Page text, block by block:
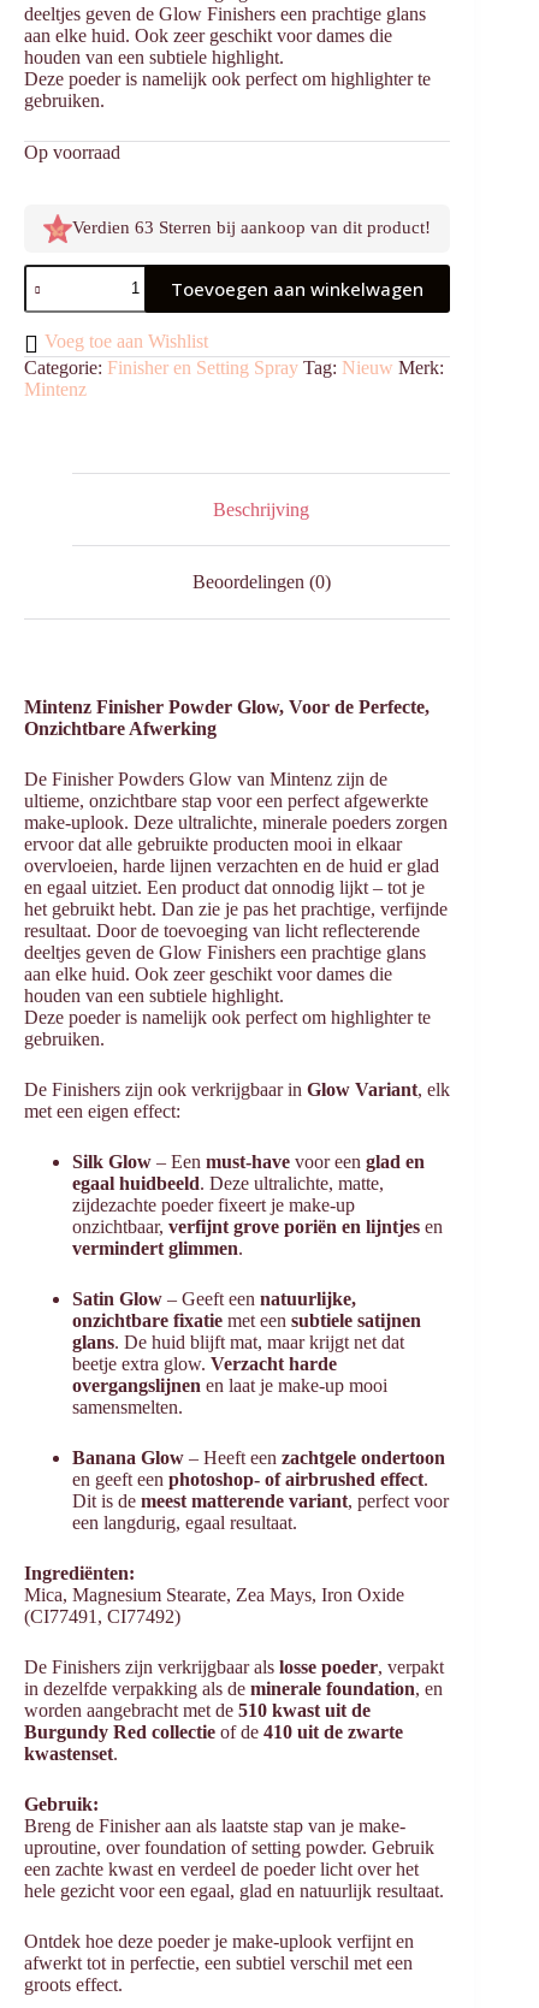
deeltjes geven de Glow Finishers een prachtige glans
aan elke huid. Ook zeer geschikt voor dames die
houden van een subtiele highlight.
Deze poeder is namelijk ook perfect om highlighter te
gebruiken.
Op voorraad
Verdien 63 Sterren bij aankoop van dit product!
Finisher
Silk
Glow
aantal
Toevoegen aan winkelwagen
Voeg toe aan Wishlist
Categorie: Finisher en Setting Spray Tag: Nieuw Merk:
Mintenz
Beschrijving
Beoordelingen (0)
Mintenz Finisher Powder Glow, Voor de Perfecte,
Onzichtbare Afwerking
De Finisher Powders Glow van Mintenz zijn de
ultieme, onzichtbare stap voor een perfect afgewerkte
make-uplook. Deze ultralichte, minerale poeders zorgen
ervoor dat alle gebruikte producten mooi in elkaar
overvloeien, harde lijnen verzachten en de huid er glad
en egaal uitziet. Een product dat onnodig lijkt – tot je
het gebruikt hebt. Dan zie je pas het prachtige, verfijnde
resultaat. Door de toevoeging van licht reflecterende
deeltjes geven de Glow Finishers een prachtige glans
aan elke huid. Ook zeer geschikt voor dames die
houden van een subtiele highlight.
Deze poeder is namelijk ook perfect om highlighter te
gebruiken.
De Finishers zijn ook verkrijgbaar in Glow Variant, elk
met een eigen effect:
Silk Glow – Een must-have voor een glad en
egaal huidbeeld. Deze ultralichte, matte,
zijdezachte poeder fixeert je make-up
onzichtbaar, verfijnt grove poriën en lijntjes en
vermindert glimmen.
Satin Glow – Geeft een natuurlijke,
onzichtbare fixatie met een subtiele satijnen
glans. De huid blijft mat, maar krijgt net dat
beetje extra glow. Verzacht harde
overgangslijnen en laat je make-up mooi
samensmelten.
Banana Glow – Heeft een zachtgele ondertoon
en geeft een photoshop- of airbrushed effect.
Dit is de meest matterende variant, perfect voor
een langdurig, egaal resultaat.
Ingrediënten:
Mica, Magnesium Stearate, Zea Mays, Iron Oxide
(CI77491, CI77492)
De Finishers zijn verkrijgbaar als losse poeder, verpakt
in dezelfde verpakking als de minerale foundation, en
worden aangebracht met de 510 kwast uit de
Burgundy Red collectie of de 410 uit de zwarte
kwastenset.
Gebruik:
Breng de Finisher aan als laatste stap van je make-
uproutine, over foundation of setting powder. Gebruik
een zachte kwast en verdeel de poeder licht over het
hele gezicht voor een egaal, glad en natuurlijk resultaat.
Ontdek hoe deze poeder je make-uplook verfijnt en
afwerkt tot in perfectie, een subtiel verschil met een
groots effect.